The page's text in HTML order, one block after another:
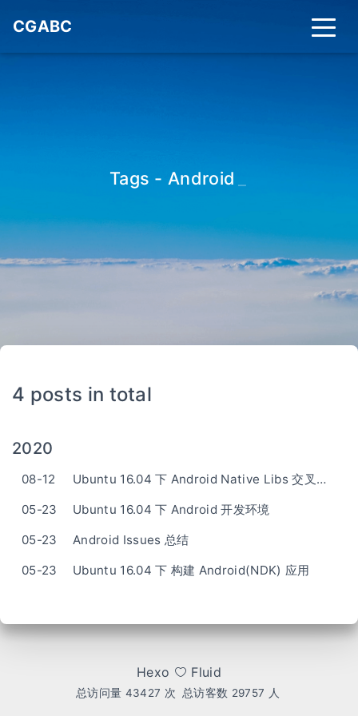
CGABC
Tags - Android
4 posts in total
2020
08-12
Ubuntu 16.04 下 Android Native Libs 交叉编译
05-23
Ubuntu 16.04 下 Android 开发环境
05-23
Android Issues 总结
05-23
Ubuntu 16.04 下 构建 Android(NDK) 应用
Hexo Fluid
总访问量 43427 次 总访客数 29757 人